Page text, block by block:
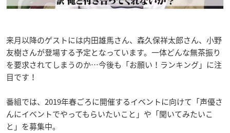
来月以降のゲストには内田雄馬さん、森久保祥太郎さん、小野
友樹さんが登場する予定となっています。一体どんな無茶振り
を要求されてしまうのか…今後も「お願い！ランキング」に注
目です！
番組では、2019年春ごろに開催するイベントに向けて「声優さ
んにイベントでやってもらいたいこと」や「聞いてみたいこ
と」を募集中。